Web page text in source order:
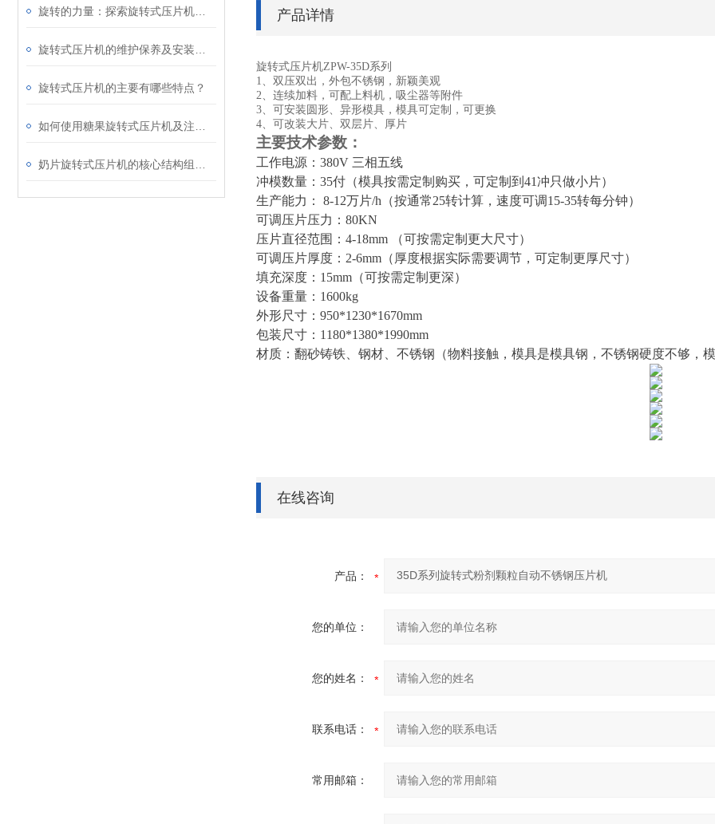
旋转式压片机的主要有哪些特点？
产品详情
旋转式压片机ZPW-35D系列
1、双压双出，外包不锈钢，新颖美观
2、连续加料，可配上料机，吸尘器等附件
3、可安装圆形、异形模具，模具可定制，可更换
4、可改装大片、双层片、厚片
主要技术参数：
工作电源：380V 三相五线
冲模数量：35付（模具按需定制购买，可定制到41冲只做小片）
生产能力： 8-12万片/h（按通常25转计算，速度可调15-35转每分钟）
可调压片压力：80KN
压片直径范围：4-18mm （可按需定制更大尺寸）
可调压片厚度：2-6mm（厚度根据实际需要调节，可定制更厚尺寸）
填充深度：15mm（可按需定制更深）
设备重量：1600kg
外形尺寸：950*1230*1670mm
包装尺寸：1180*1380*1990mm
材质：翻砂铸铁、钢材、不锈钢（物料接触，模具是模具钢，不锈钢硬度不够，模
在线咨询
产品：
您的单位：
您的姓名：
联系电话：
常用邮箱：